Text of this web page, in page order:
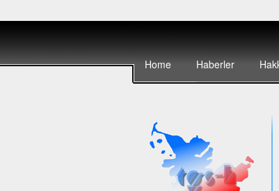
Home Haberler